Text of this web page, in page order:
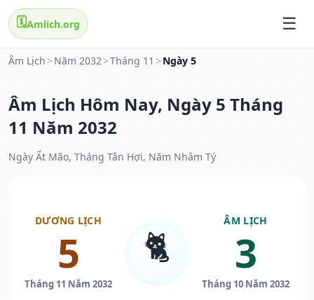
🗓️Amlich.org
Âm Lịch > Năm 2032>Tháng 11 > Ngày 5
Âm Lịch Hôm Nay, Ngày 5 Tháng
11 Năm 2032
Ngày Ất Mão, Tháng Tân Hợi, Năm Nhâm Tý
DƯƠNG LỊCH
5
Tháng 11 Năm 2032
🐈
ÂM LỊCH
3
Tháng 10 Năm 2032